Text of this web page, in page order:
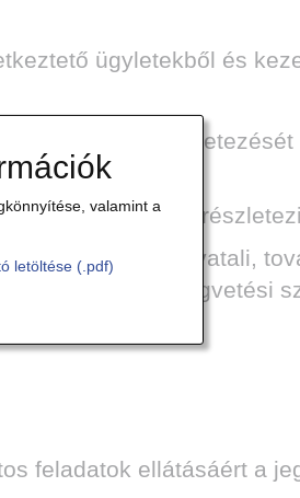
ügyletekből és
részletezését
a 4 . melléklet
Hivatali,
létszámát költségvetési
feladatok ellátásáért a
valamint a
letöltése (.pdf)